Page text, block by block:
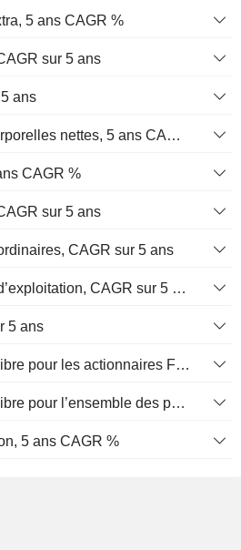
5 ans CAGR %
sur 5 ans
ans
Immobilisations corporelles nettes, 5 ans CAGR %
CAGR %
sur 5 ans
CAGR sur 5 ans
Flux de trésorerie d’exploitation, CAGR sur 5 ans
5 ans
Flux de trésorerie libre pour les actionnaires FCFE, CAGR sur 5 ans
Flux de trésorerie libre pour l’ensemble des pourvoyeurs de fonds (créanciers et actionnaires) FCFF, CAGR sur 5 ans
5 ans CAGR %